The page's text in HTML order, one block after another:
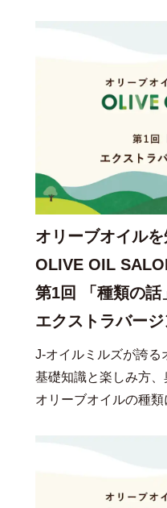
オリーブオイル
OLIVE OIL
第1回 「種類の話
エクストラバー
J-オイルミルズが誇る
基礎知識と楽しみ方、
オリーブオイルの種類